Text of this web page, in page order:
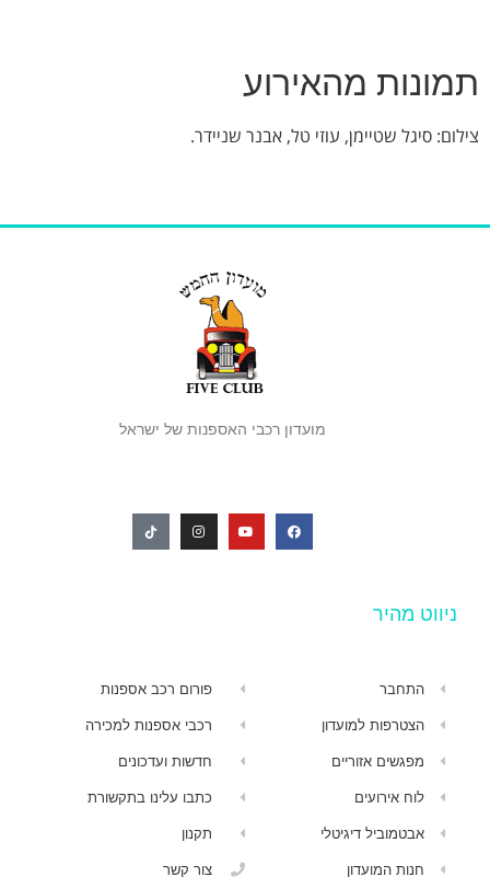
תמונות מהאירוע
צילום: סיגל שטיימן, עוזי טל, אבנר שניידר.
מועדון רכבי האספנות של ישראל
ניווט מהיר
התחבר
הצטרפות למועדון
מפגשים אזוריים
לוח אירועים
אבטמוביל דיגיטלי
חנות המועדון
פורום רכב אספנות
רכבי אספנות למכירה
חדשות ועדכונים
כתבו עלינו בתקשורת
תקנון
צור קשר